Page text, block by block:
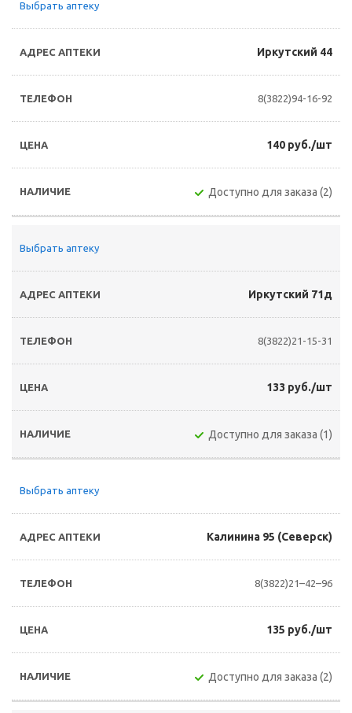
Выбрать аптеку
Иркутский 44
8(3822)94-16-92
140 руб./шт
Доступно для заказа (2)
Выбрать аптеку
Иркутский 71д
8(3822)21-15-31
133 руб./шт
Доступно для заказа (1)
Выбрать аптеку
Калинина 95 (Северск)
8(3822)21–42–96
135 руб./шт
Доступно для заказа (2)